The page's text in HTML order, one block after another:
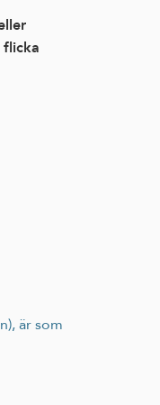
är som